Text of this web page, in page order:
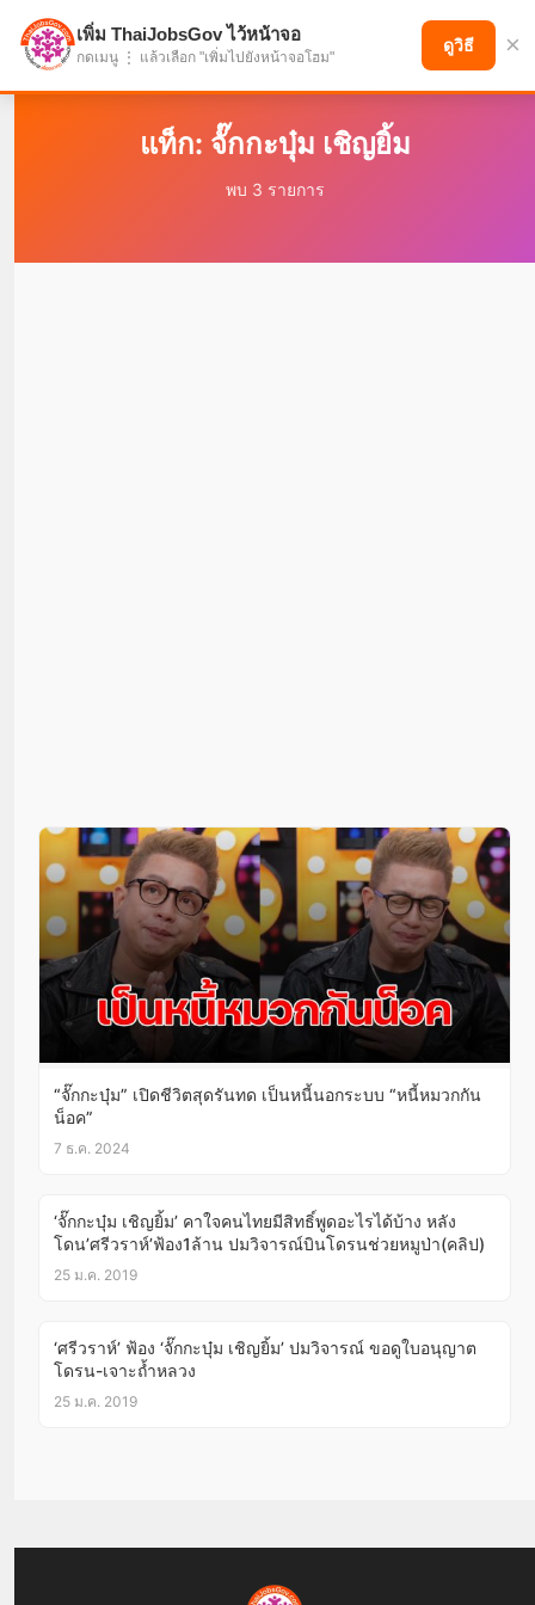
แบ่งปันโอกาส เพื่ออนาคตที่ก้าวหน้า
แท็ก: จั๊กกะบุ๋ม เชิญยิ้ม
พบ 3 รายการ
“จั๊กกะบุ๋ม” เปิดชีวิตสุดรันทด เป็นหนี้นอกระบบ “หนี้หมวกกัน
น็อค”
7 ธ.ค. 2024
‘จั๊กกะบุ๋ม เชิญยิ้ม’ คาใจคนไทยมีสิทธิ์พูดอะไรได้บ้าง หลัง
โดน’ศรีวราห์’ฟ้อง1ล้าน ปมวิจารณ์บินโดรนช่วยหมูป่า(คลิป)
25 ม.ค. 2019
‘ศรีวราห์’ ฟ้อง ‘จั๊กกะบุ๋ม เชิญยิ้ม’ ปมวิจารณ์ ขอดูใบอนุญาต
โดรน-เจาะถ้ำหลวง
25 ม.ค. 2019
เพิ่ม ThaiJobsGov ไว้หน้าจอ
กดเมนู ⋮ แล้วเลือก "เพิ่มไปยังหน้าจอโฮม"
ดูวิธี ×